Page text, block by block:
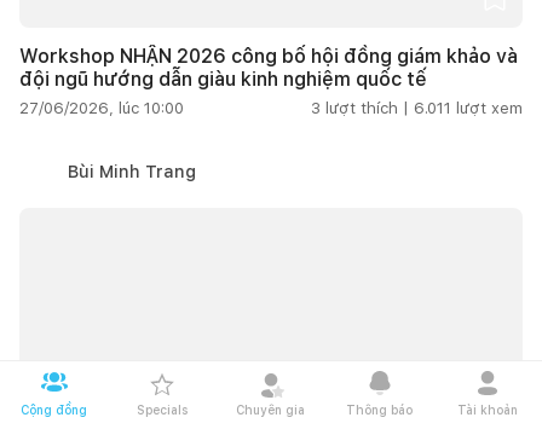
Cộng đồng Specials Chuyên gia Thông báo Tài khoản
Workshop NHẬN 2026 công bố hội đồng giám khảo và
đội ngũ hướng dẫn giàu kinh nghiệm quốc tế
27/06/2026, lúc 10:00 3 lượt thích | 6.011 lượt xem
Bùi Minh Trang